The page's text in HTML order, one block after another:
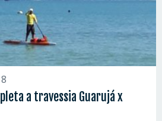
a travessia Guarujá x